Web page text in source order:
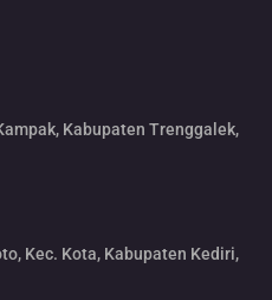
Kabupaten Trenggalek,
Kec. Kota, Kabupaten Kediri,